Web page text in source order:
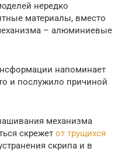
нередко
материалы, вместо
– алюминиевые
напоминает
и послужило причиной
механизма
скрежет от трущихся
скрипа и в